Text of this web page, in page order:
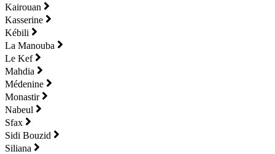
Kairouan
Kasserine
Kébili
La Manouba
Le Kef
Mahdia
Médenine
Monastir
Nabeul
Sfax
Sidi Bouzid
Siliana